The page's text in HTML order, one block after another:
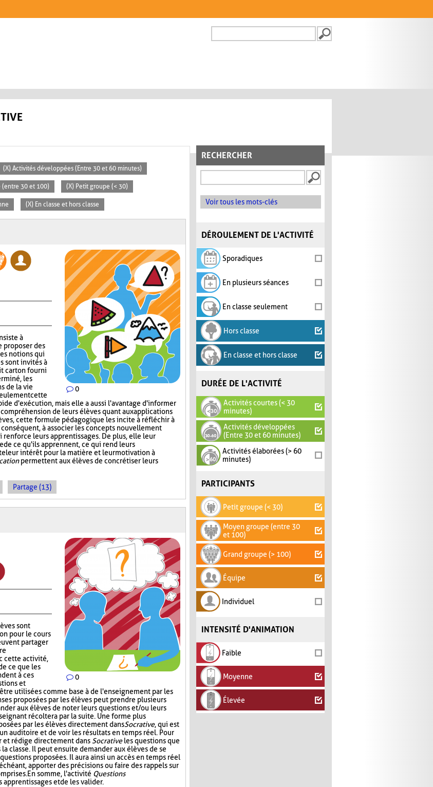
FORMULAIRE DE
RECHERCHER
Voir tous les mots-clés
DÉROULEMENT DE L'ACTIVITÉ
Sporadiques
En plusieurs séances
En classe seulement
Hors classe
En classe et hors classe
DURÉE DE L'ACTIVITÉ
Activités courtes (< 30
minutes)
Activités développées
(Entre 30 et 60 minutes)
Activités élaborées (> 60
minutes)
PARTICIPANTS
Petit groupe (< 30)
Moyen groupe (entre 30
et 100)
Grand groupe (> 100)
Équipe
Individuel
INTENSITÉ D'ANIMATION
Faible
Moyenne
Élevée
(X) Activités développées (Entre 30 et 60 minutes)
(entre 30 et 100) (X) Petit groupe (< 30)
(X) En classe et hors classe
0
à
proposer des
notions qui
sont invités à
carton fourni
les
de la vie
cette
d'exécution, mais elle a aussi l'avantage d'informer
de leurs élèves quant aux applications
cette formule pédagogique les incite à réfléchir à
à associer les concepts nouvellement
renforce leurs apprentissages. De plus, elle leur
ce qu'ils apprennent, ce qui rend leurs
leur intérêt pour la matière et leur motivation à
permettent aux élèves de concrétiser leurs
Partage (13)
0
sont
pour le cours
partager
cette activité,
ce que les
à ces
et
utilisées comme base à de l'enseignement par les
proposées par les élèves peut prendre plusieurs
aux élèves de noter leurs questions et/ou leurs
récoltera par la suite. Une forme plus
par les élèves directement dansSocrative, qui est
auditoire et de voir les résultats en temps réel. Pour
et rédige directement dansSocrativeles questions que
classe. Il peut ensuite demander aux élèves de se
proposées. Il aura ainsi un accès en temps réel
apporter des précisions ou faire des rappels sur
En somme, l'activité Questions
et de les valider.